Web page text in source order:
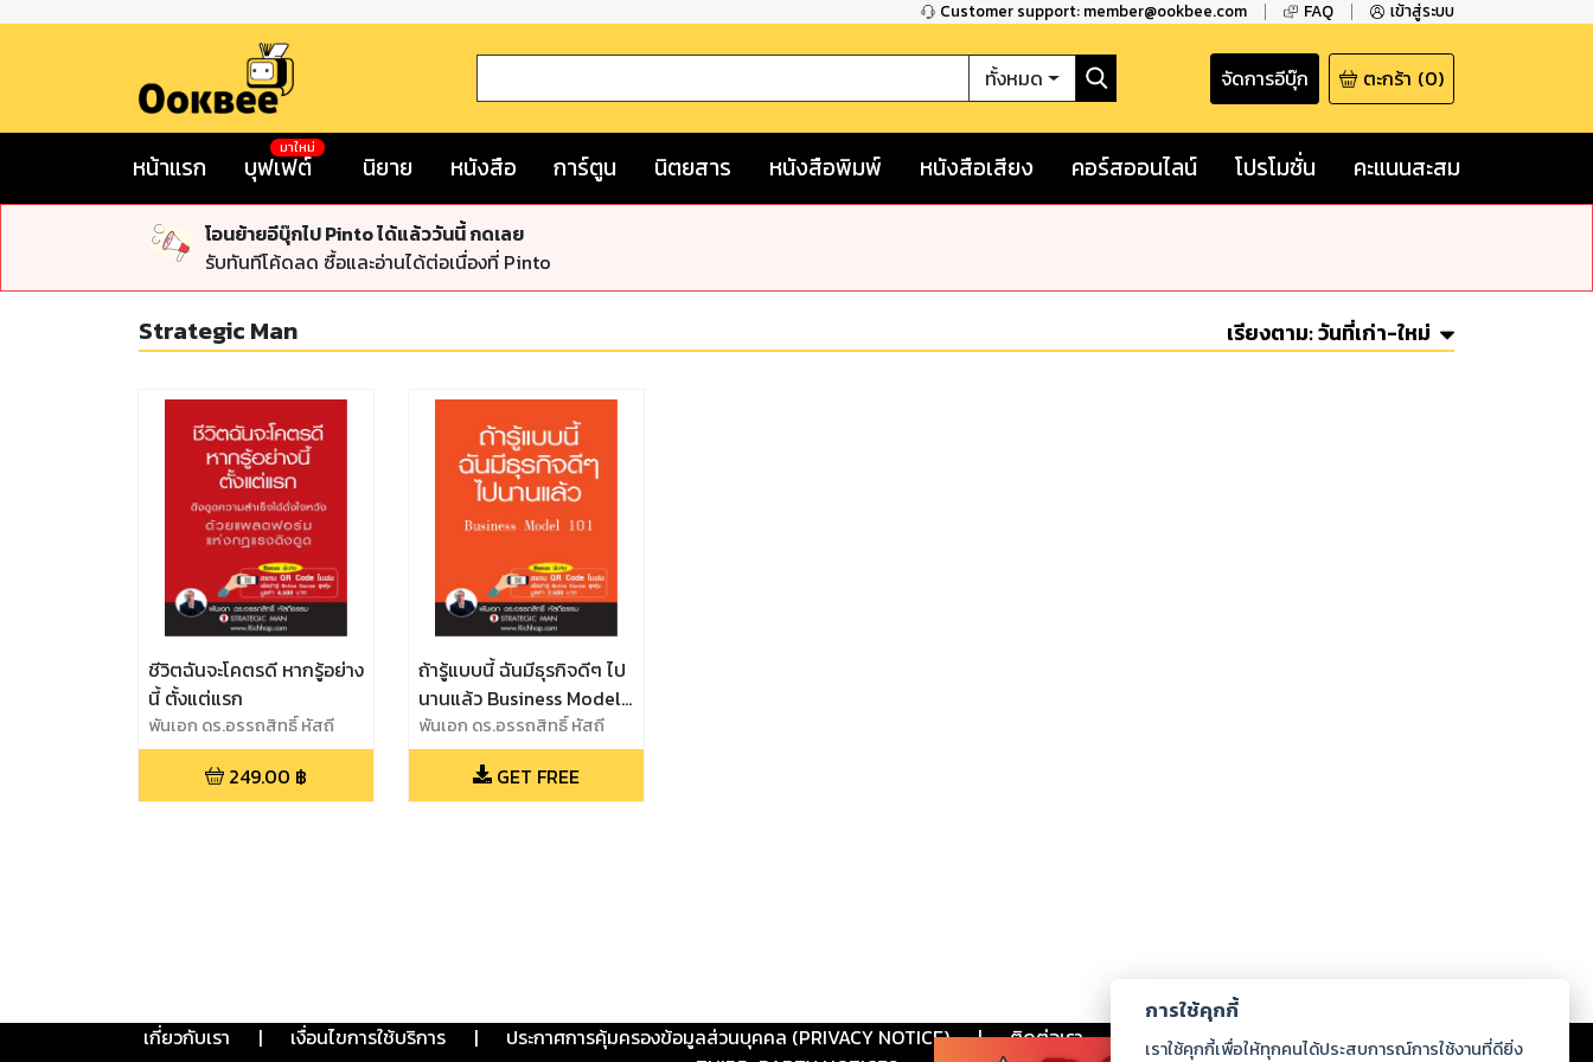
Customer support: member@ookbee.com FAQ เข้าสู่ระบบ
ทั้งหมด จัดการอีบุ๊ก ตะกร้า (0)
หน้าแรก บุฟเฟต์
มาใหม่
นิยาย หนังสือ การ์ตูน นิตยสาร หนังสือพิมพ์ หนังสือเสียง คอร์สออนไลน์ โปรโมชั่น คะแนนสะสม
โอนย้ายอีบุ๊กไป Pinto ได้แล้ววันนี้ กดเลย
รับทันทีโค้ดลด ซื้อและอ่านได้ต่อเนื่องที่ Pinto
Strategic Man เรียงตาม:วันที่เก่า-ใหม่
ชีวิตฉันจะโคตรดี หากรู้อย่าง
นี้ ตั้งแต่แรก
พันเอก ดร.อรรถสิทธิ์ หัสถี
ธรรม
249.00 ฿
ถ้ารู้แบบนี้ ฉันมีธุรกิจดีๆ ไป
นานแล้ว Business Model
101
พันเอก ดร.อรรถสิทธิ์ หัสถี
ธรรม
GET FREE
เกี่ยวกับเรา | เงื่อนไขการใช้บริการ | ประกาศการคุ้มครองข้อมูลส่วนบุคคล (PRIVACY NOTICE) | ติดต่อเรา ร่วมงานกับเรา ดาวน์โหลด
การใช้คุกกี้
เราใช้คุกกี้เพื่อให้ทุกคนได้ประสบการณ์การใช้งานที่ดียิ่ง